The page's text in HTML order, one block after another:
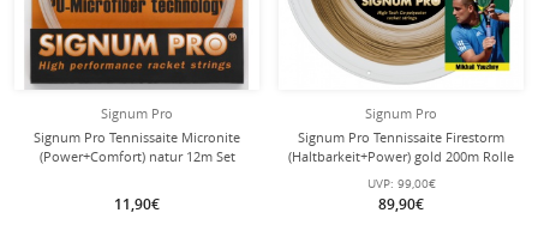
Signum Pro
Signum Pro Tennissaite Micronite
(Power+Comfort) natur 12m Set
11,90€
Signum Pro
Signum Pro Tennissaite Firestorm
(Haltbarkeit+Power) gold 200m Rolle
UVP: 99,00€
89,90€